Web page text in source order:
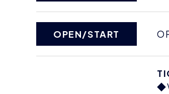
OPEN/START